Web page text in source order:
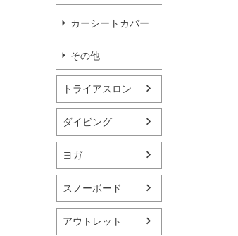
カーシートカバー
その他
トライアスロン
ダイビング
ヨガ
スノーボード
アウトレット